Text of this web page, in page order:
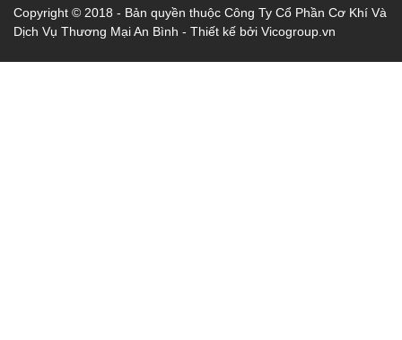
Copyright © 2018 - Bản quyền thuộc Công Ty Cổ Phần Cơ Khí Và
Dịch Vụ Thương Mại An Bình - Thiết kế bởi Vicogroup.vn